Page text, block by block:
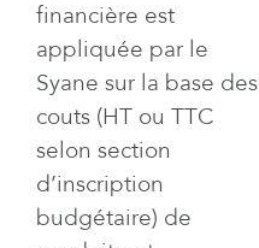
financière est
appliquée par le
Syane sur la base des
couts (HT ou TTC
selon section
d’inscription
budgétaire) de